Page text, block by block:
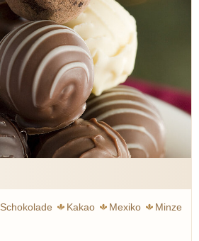
Schokolade Kakao Mexiko Minze